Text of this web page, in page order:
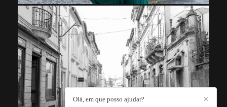
✕
Olá, em que posso ajudar?